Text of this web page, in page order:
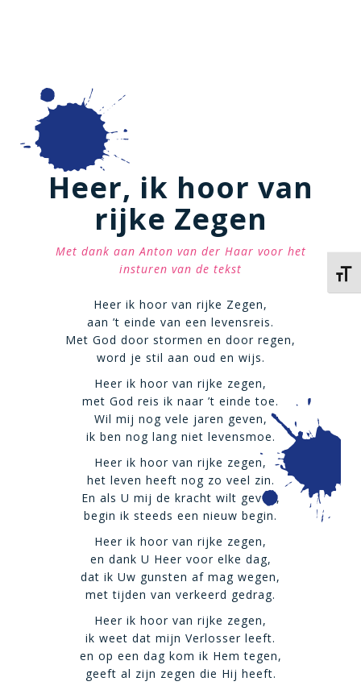
Heer, ik hoor van
rijke Zegen
Met dank aan Anton van der Haar voor het
insturen van de tekst
Heer ik hoor van rijke Zegen,
aan ’t einde van een levensreis.
Met God door stormen en door regen,
word je stil aan oud en wijs.
Heer ik hoor van rijke zegen,
met God reis ik naar ’t einde toe.
Wil mij nog vele jaren geven,
ik ben nog lang niet levensmoe.
Heer ik hoor van rijke zegen,
het leven heeft nog zo veel zin.
En als U mij de kracht wilt geven,
begin ik steeds een nieuw begin.
Heer ik hoor van rijke zegen,
en dank U Heer voor elke dag,
dat ik Uw gunsten af mag wegen,
met tijden van verkeerd gedrag.
Heer ik hoor van rijke zegen,
ik weet dat mijn Verlosser leeft.
en op een dag kom ik Hem tegen,
geeft al zijn zegen die Hij heeft.